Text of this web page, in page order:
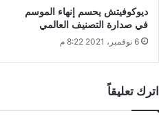
ديوكوفيتش يحسم إنهاء الموسم
في صدارة التصنيف العالمي
6 نوفمبر، 2021 8:22 م
اترك تعليقاً